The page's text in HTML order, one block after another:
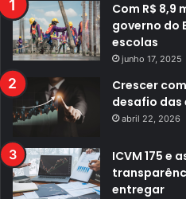
Com R$ 8,9
governo do
escolas
junho 17, 2025
Crescer
desafio das
abril 22, 2026
ICVM 175 e
entregar